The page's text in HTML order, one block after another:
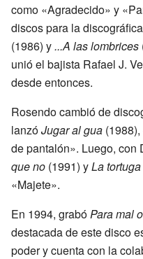
como «Agradecido» y
discos para la
(1986) y ...A las lombrices
unió el bajista Rafael J.
desde entonces.
Rosendo cambió de
lanzóJugar al gua
de pantalón». Luego, con
que no (1991) yLa tortuga
«Majete».
En 1994, grabó Para mal
destacada de este disco
poder y cuenta con la